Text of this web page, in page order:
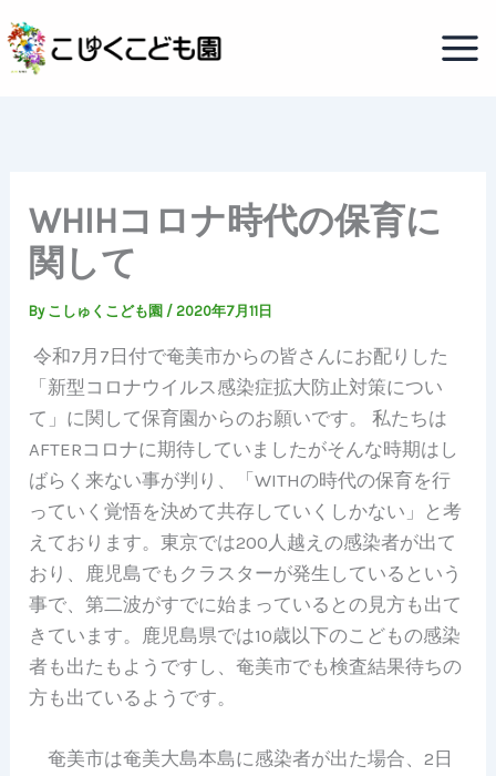
容
を
WHIHコロナ時代の保育に
関して
By こしゅくこども園 / 2020年7月11日
令和7月7日付で奄美市からの皆さんにお配りした
「新型コロナウイルス感染症拡大防止対策につい
て」に関して保育園からのお願いです。 私たちは
AFTERコロナに期待していましたがそんな時期はし
ばらく来ない事が判り、「WITHの時代の保育を行
っていく覚悟を決めて共存していくしかない」と考
えております。東京では200人越えの感染者が出て
おり、鹿児島でもクラスターが発生しているという
事で、第二波がすでに始まっているとの見方も出て
きています。鹿児島県では10歳以下のこどもの感染
者も出たもようですし、奄美市でも検査結果待ちの
方も出ているようです。
奄美市は奄美大島本島に感染者が出た場合、2日